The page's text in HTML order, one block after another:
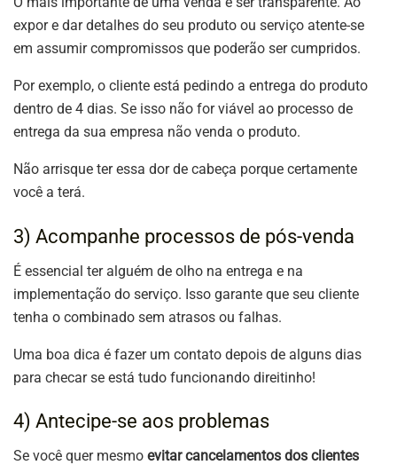
expor e dar detalhes do seu produto ou serviço atente-se
em assumir compromissos que poderão ser cumpridos.
Por exemplo, o cliente está pedindo a entrega do produto
dentro de 4 dias. Se isso não for viável ao processo de
entrega da sua empresa não venda o produto.
Não arrisque ter essa dor de cabeça porque certamente
você a terá.
3) Acompanhe processos de pós-venda
É essencial ter alguém de olho na entrega e na
implementação do serviço. Isso garante que seu cliente
tenha o combinado sem atrasos ou falhas.
Uma boa dica é fazer um contato depois de alguns dias
para checar se está tudo funcionando direitinho!
4) Antecipe-se aos problemas
Se você quer mesmo evitar cancelamentos dos clientes